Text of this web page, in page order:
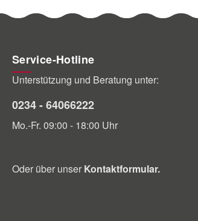
Service-Hotline
Unterstützung und Beratung unter:
0234 - 64066222
Mo.-Fr. 09:00 - 18:00 Uhr
Oder über unser Kontaktformular.